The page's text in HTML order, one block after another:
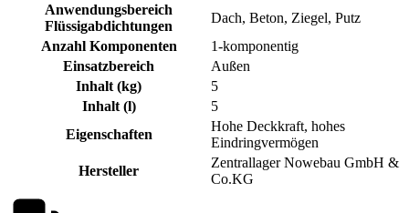
Anwendungsbereich
Flüssigabdichtungen
Dach, Beton, Ziegel, Putz
Anzahl Komponenten
1-komponentig
Einsatzbereich
Außen
Inhalt (kg)
5
Inhalt (l)
5
Eigenschaften
Hohe Deckkraft, hohes
Eindringvermögen
Hersteller
Zentrallager Nowebau GmbH &
Co.KG